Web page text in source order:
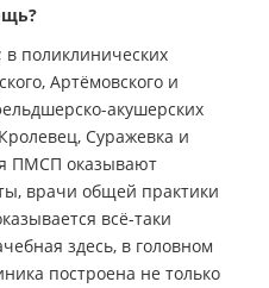
поликлинических
Артёмовского и
акушерских
Суражевка и
ПМСП оказывают
врачи общей практики
всё-таки
здесь, в головном
построена не только